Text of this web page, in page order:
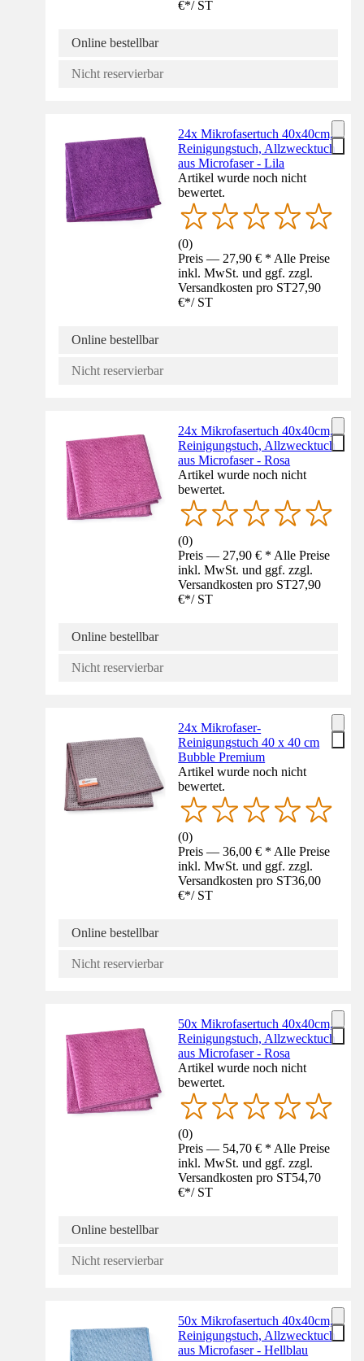
€*/ ST
Online bestellbar
Nicht reservierbar
24x Mikrofasertuch 40x40cm,
Reinigungstuch, Allzwecktuch
aus Microfaser - Lila
Artikel wurde noch nicht
bewertet.
(0)
Preis — 27,90 € * Alle Preise
inkl. MwSt. und ggf. zzgl.
Versandkosten pro ST27,90
€*/ ST
Online bestellbar
Nicht reservierbar
24x Mikrofasertuch 40x40cm,
Reinigungstuch, Allzwecktuch
aus Microfaser - Rosa
Artikel wurde noch nicht
bewertet.
(0)
Preis — 27,90 € * Alle Preise
inkl. MwSt. und ggf. zzgl.
Versandkosten pro ST27,90
€*/ ST
Online bestellbar
Nicht reservierbar
24x Mikrofaser-
Reinigungstuch 40 x 40 cm
Bubble Premium
Artikel wurde noch nicht
bewertet.
(0)
Preis — 36,00 € * Alle Preise
inkl. MwSt. und ggf. zzgl.
Versandkosten pro ST36,00
€*/ ST
Online bestellbar
Nicht reservierbar
50x Mikrofasertuch 40x40cm,
Reinigungstuch, Allzwecktuch
aus Microfaser - Rosa
Artikel wurde noch nicht
bewertet.
(0)
Preis — 54,70 € * Alle Preise
inkl. MwSt. und ggf. zzgl.
Versandkosten pro ST54,70
€*/ ST
Online bestellbar
Nicht reservierbar
50x Mikrofasertuch 40x40cm,
Reinigungstuch, Allzwecktuch
aus Microfaser - Hellblau